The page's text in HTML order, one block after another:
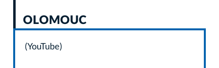
OLOMOUC
(YouTube)